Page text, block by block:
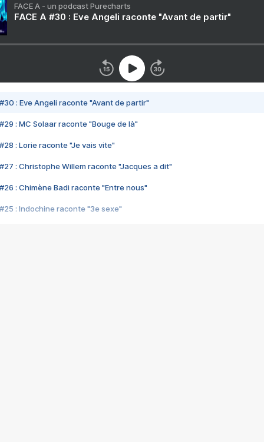
FACE A - un podcast Purecharts
FACE A #30 : Eve Angeli raconte "Avant de partir"
#30 : Eve Angeli raconte "Avant de partir"
#29 : MC Solaar raconte "Bouge de là"
#28 : Lorie raconte "Je vais vite"
#27 : Christophe Willem raconte "Jacques a dit"
#26 : Chimène Badi raconte "Entre nous"
#25 : Indochine raconte "3e sexe"